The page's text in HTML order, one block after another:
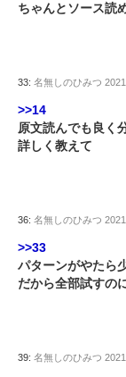
ちゃんとソース読
33: 名無しのひみつ
>>14
原文読んでも良く
詳しく教えて
36: 名無しのひみつ
>>33
パターンがやたら
だから全部試すの
39: 名無しのひみつ